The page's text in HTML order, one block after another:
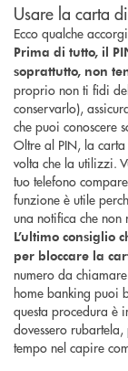
Usare la carta
Ecco qualche
Prima di tutto, il
soprattutto, non
proprio non ti fidi
conservarlo),
che puoi conoscere
Oltre al PIN, la
volta che la utilizzi.
tuo telefono
funzione è utile
una notifica che non
L’ultimo consiglio
per bloccare la
numero da
home banking puoi
questa procedura è
dovessero
tempo nel capire